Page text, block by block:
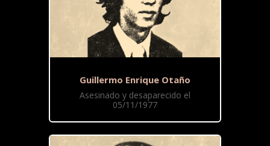
Guillermo Enrique Otaño
Asesinado y desaparecido el
05/11/1977